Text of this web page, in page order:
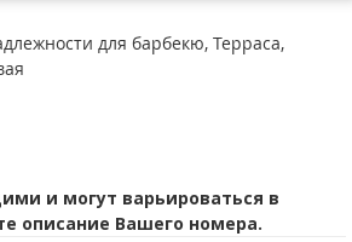
для барбекю, Терраса,
и могут варьироваться в
описание Вашего номера.